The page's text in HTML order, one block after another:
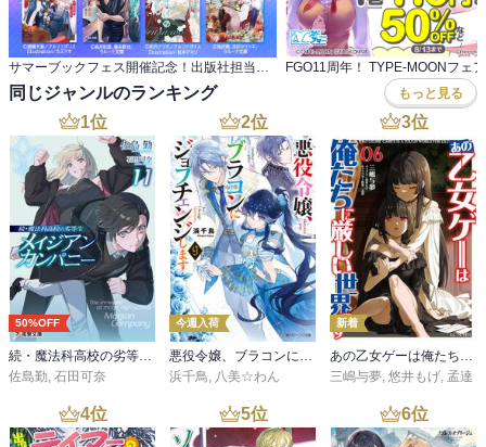
サマーブックフェス開催記念！出版社担当さんに聞いたオススメBL小説 FGO11周年！ TYPE-MOONフェア
同じジャンルのランキング もっと見る
1位
50%OFF
続・魔法科高校の劣等生 メイジアン・カンパニー(11)
佐島勤, 石田可奈
2位
今週入荷
悪役令嬢、ブラコンにジョブチェンジします９【電子特典付き】
浜千鳥, 八美☆わん
3位
新着
あの乙女ゲーは俺たちに厳しい世界です 6
三嶋与夢, 悠井もげ, 孟達
4位 5位 6位